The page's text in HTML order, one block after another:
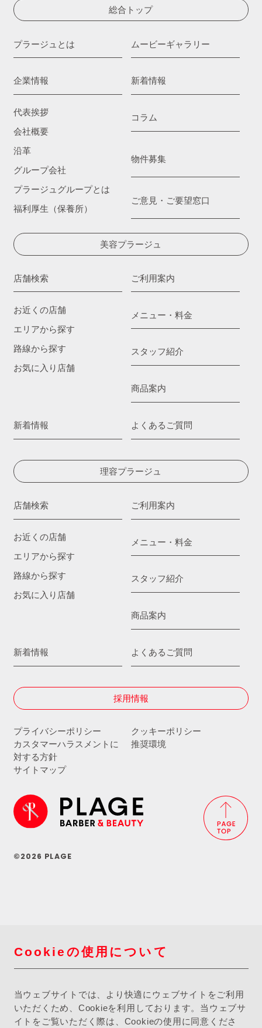
総合トップ
プラージュとは
企業情報
代表挨拶
会社概要
沿革
グループ会社
プラージュグループとは
福利厚生（保養所）
ムービーギャラリー
新着情報
コラム
物件募集
ご意見・ご要望窓口
美容プラージュ
店舗検索
お近くの店舗
エリアから探す
路線から探す
お気に入り店舗
ご利用案内
メニュー・料金
スタッフ紹介
商品案内
新着情報 よくあるご質問
理容プラージュ
店舗検索
お近くの店舗
エリアから探す
路線から探す
お気に入り店舗
ご利用案内
メニュー・料金
スタッフ紹介
商品案内
新着情報 よくあるご質問
採用情報
プライバシーポリシー
クッキーポリシー
カスタマーハラスメントに
対する方針
推奨環境
サイトマップ
©2026 PLAGE
Cookieの使用について
当ウェブサイトでは、より快適にウェブサイトをご利用
いただくため、Cookieを利用しております。当ウェブサ
イトをご覧いただく際は、Cookieの使用に同意くださ